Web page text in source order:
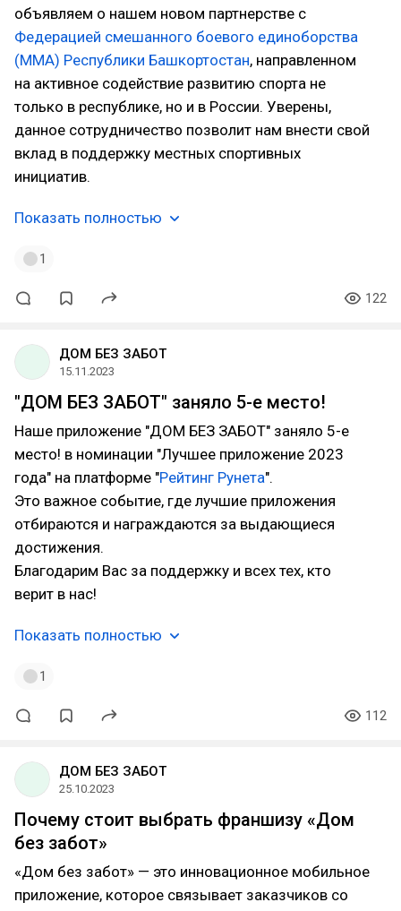
объявляем о нашем новом партнерстве с
Федерацией смешанного боевого единоборства
(ММА) Республики Башкортостан, направленном
на активное содействие развитию спорта не
только в республике, но и в России. Уверены,
данное сотрудничество позволит нам внести свой
вклад в поддержку местных спортивных
инициатив.
Показать полностью
1
122
ДОМ БЕЗ ЗАБОТ
15.11.2023
"ДОМ БЕЗ ЗАБОТ" заняло 5-е место!
Наше приложение "ДОМ БЕЗ ЗАБОТ" заняло 5-е
место! в номинации "Лучшее приложение 2023
года" на платформе "Рейтинг Рунета".
Это важное событие, где лучшие приложения
отбираются и награждаются за выдающиеся
достижения.
Благодарим Вас за поддержку и всех тех, кто
верит в нас!
Показать полностью
1
112
ДОМ БЕЗ ЗАБОТ
25.10.2023
Почему стоит выбрать франшизу «Дом
без забот»
«Дом без забот» — это инновационное мобильное
приложение, которое связывает заказчиков со